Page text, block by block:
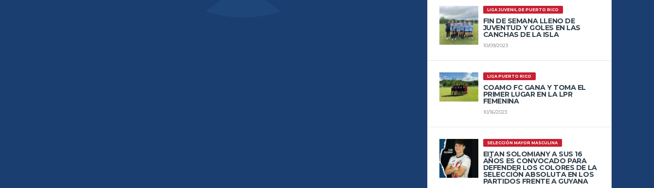
LIGA JUVENIL DE PUERTO RICO
FIN DE SEMANA LLENO DE
JUVENTUD Y GOLES EN LAS
CANCHAS DE LA ISLA
10/09/2023
LIGA PUERTO RICO
COAMO FC GANA Y TOMA EL
PRIMER LUGAR EN LA LPR
FEMENINA
10/16/2023
SELECCIÓN MAYOR MASCULINA
EITAN SOLOMIANY A SUS 16
AÑOS ES CONVOCADO PARA
DEFENDER LOS COLORES DE LA
SELECCIÓN ABSOLUTA EN LOS
PARTIDOS FRENTE A GUYANA